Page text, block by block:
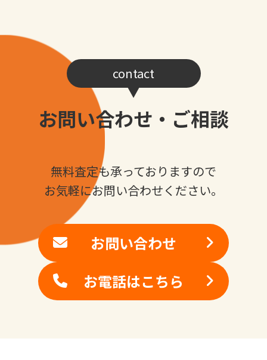
contact
お問い合わせ・ご相談
無料査定も承っておりますので
お気軽にお問い合わせください。
お問い合わせ
お電話はこちら